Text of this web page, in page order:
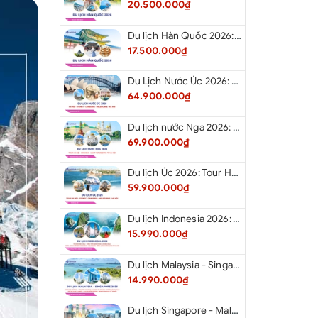
20.500.000₫
Du lịch Hàn Quốc 2026: Tour Hà Nội - Seoul - Nami - Everland - Painter Show - Thư Viện Sách
17.500.000₫
Du Lịch Nước Úc 2026: Tour Hà Nội - Sydney - Canberra - Melbourne - Hà Nội
64.900.000₫
Du lịch nước Nga 2026: Tour Hà Nội - Moscow - Saint Petersburg từ Hà Nội
69.900.000₫
Du lịch Úc 2026: Tour Hà Nội - Sydney - Canberra - Melbourne - Hà Nội
59.900.000₫
Du lịch Indonesia 2026: Tour Hà Nội - Bali - Cổng Trời Lempuyang - Swings Bali - Ngắm hoàng hôn biển Jimbaran - Kelingking - Sống Lưng Khủng Long từ Hà Nội
15.990.000₫
Du lịch Malaysia - Singapore 2026: Tour Đảo Sentosa - Madame Tussause - Garden By The Bay - Thành Cổ Malacca - Thủ Đô Kualalumpur - Cao Nguyên Genting - New Putrajaya từ Hà Nội
14.990.000₫
Du lịch Singapore - Malaysia 2026: Tour Đảo Sentosa - Madame Tussauds - Garden By The Bay - Thành cổ Malacca - Thủ đô Kuala Lumpur - Cao nguyên Genting - New Putrajaya từ Hà Nội